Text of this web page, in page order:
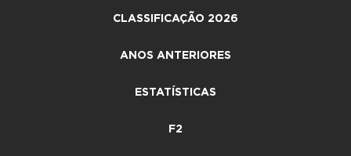
CLASSIFICAÇÃO 2026
ANOS ANTERIORES
ESTATÍSTICAS
F2